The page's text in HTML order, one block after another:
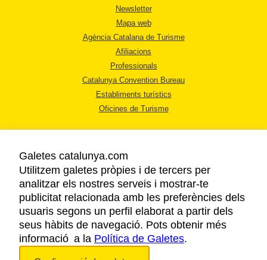
Newsletter
Mapa web
Agència Catalana de Turisme
Afiliacions
Professionals
Catalunya Convention Bureau
Establiments turístics
Oficines de Turisme
AVÍS LEGAL
POLÍTICA DE PRIVACITAT
COOKIES
ACCESSIBILITAT
Galetes catalunya.com
Utilitzem galetes pròpies i de tercers per
analitzar els nostres serveis i mostrar-te
publicitat relacionada amb les preferències dels
usuaris segons un perfil elaborat a partir dels
seus hàbits de navegació. Pots obtenir més
informació a la Política de Galetes.